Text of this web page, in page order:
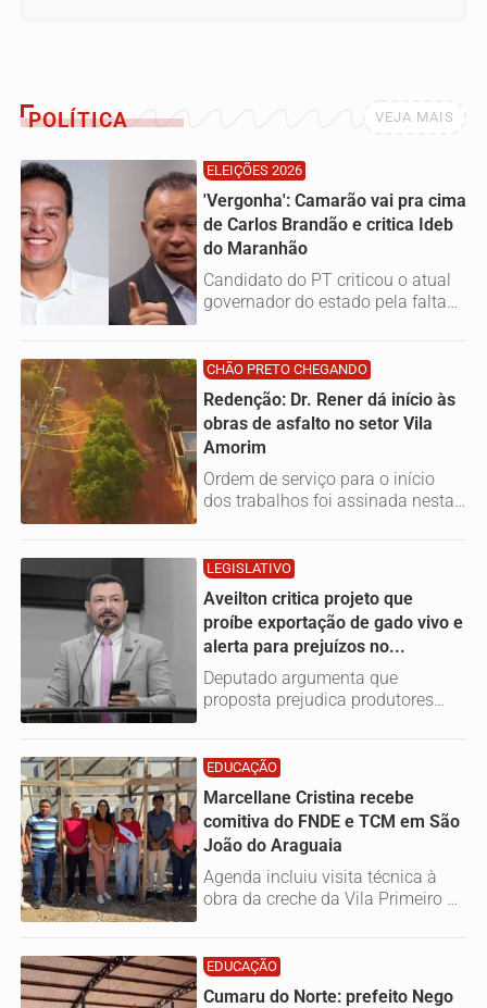
POLÍTICA VEJA MAIS
ELEIÇÕES 2026
'Vergonha': Camarão vai pra cima
de Carlos Brandão e critica Ideb
do Maranhão
Candidato do PT criticou o atual
governador do estado pela falta
CHÃO PRETO CHEGANDO
Redenção: Dr. Rener dá início às
obras de asfalto no setor Vila
Amorim
Ordem de serviço para o início
dos trabalhos foi assinada nesta
LEGISLATIVO
Aveilton critica projeto que
proíbe exportação de gado vivo e
alerta para prejuízos no...
Deputado argumenta que
proposta prejudica produtores
EDUCAÇÃO
Marcellane Cristina recebe
comitiva do FNDE e TCM em São
João do Araguaia
Agenda incluiu visita técnica à
obra da creche da Vila Primeiro de
EDUCAÇÃO
Cumaru do Norte: prefeito Nego